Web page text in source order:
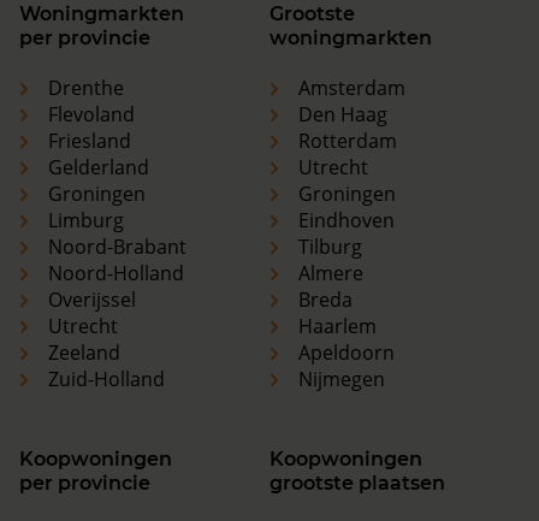
Woningmarkten
per provincie
Drenthe
Flevoland
Friesland
Gelderland
Groningen
Limburg
Noord-Brabant
Noord-Holland
Overijssel
Utrecht
Zeeland
Zuid-Holland
Grootste
woningmarkten
Amsterdam
Den Haag
Rotterdam
Utrecht
Groningen
Eindhoven
Tilburg
Almere
Breda
Haarlem
Apeldoorn
Nijmegen
Koopwoningen
per provincie
Koopwoningen
grootste plaatsen